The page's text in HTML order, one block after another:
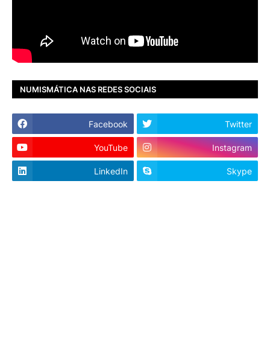
NUMISMÁTICA NAS REDES SOCIAIS
Facebook Twitter
YouTube Instagram
LinkedIn Skype